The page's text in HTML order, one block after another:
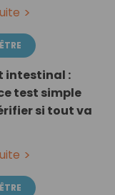
intestinal :
test simple
si tout va